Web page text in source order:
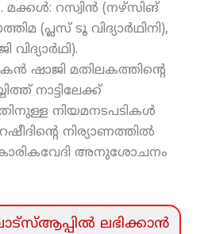
മക്കള്‍: റസ്വിന്‍ (നഴ്‌സിങ്
(പ്ലസ് ടൂ വിദ്യാര്‍ഥിനി),
ഷാജി മതിലകത്തിന്റെ
നാട്ടിലേക്ക്
നിയമനടപടികള്‍
നിര്യാണത്തില്‍
അനുശോചനം
ലഭിക്കാന്‍